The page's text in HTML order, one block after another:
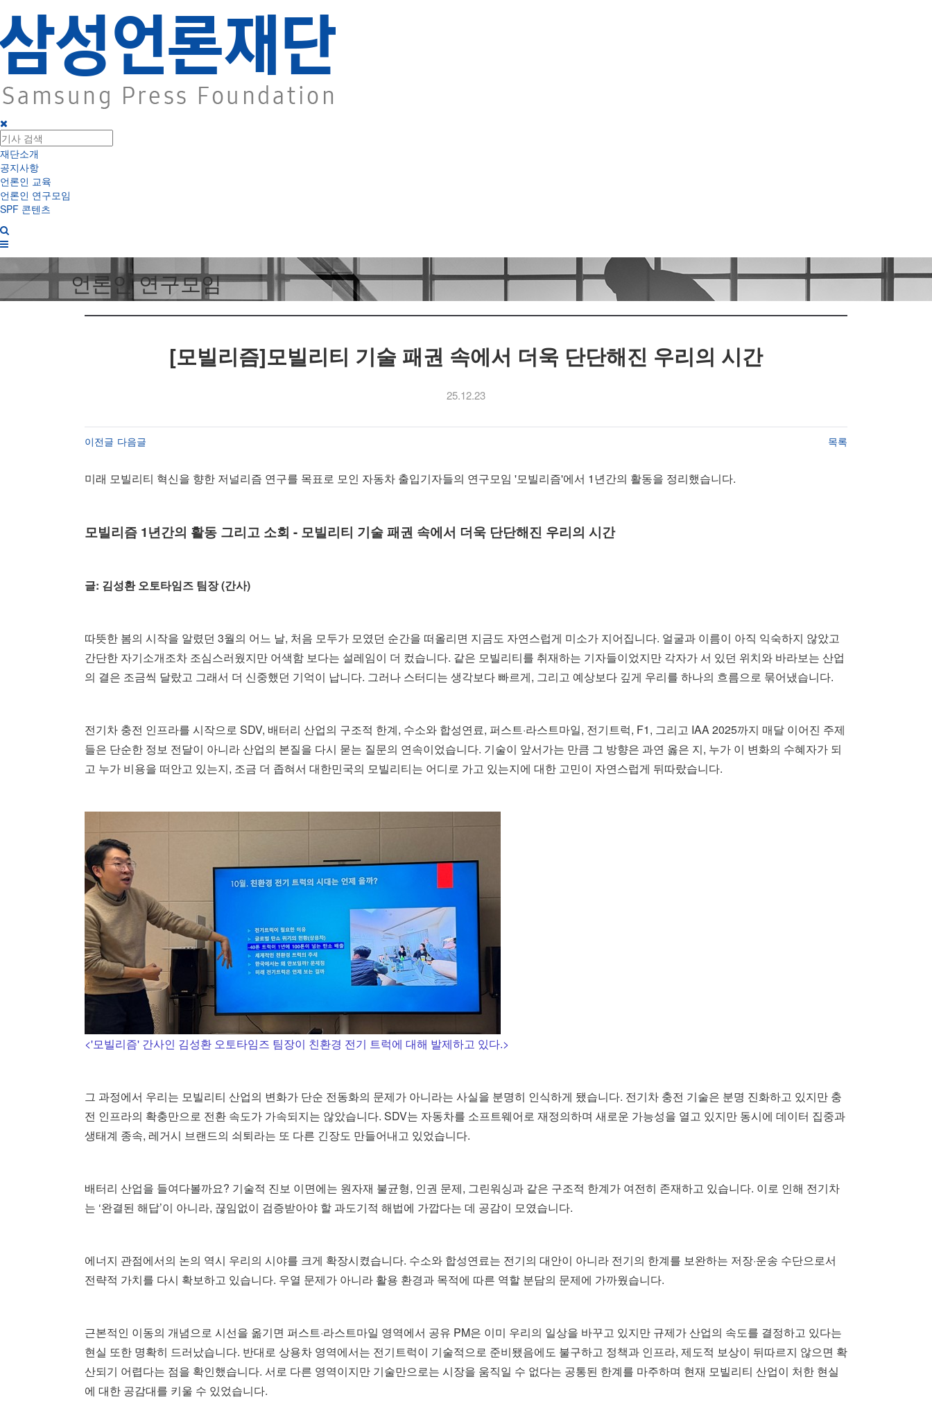
재단소개
공지사항
언론인 교육
언론인 연구모임
SPF 콘텐츠
언론인 연구모임
[모빌리즘]모빌리티 기술 패권 속에서 더욱 단단해진 우리의 시간
25.12.23
이전글 다음글 목록
미래 모빌리티 혁신을 향한 저널리즘 연구를 목표로 모인 자동차 출입기자들의 연구모임 '모빌리즘'에서 1년간의 활동을 정리했습니다.
모빌리즘 1년간의 활동 그리고 소회 - 모빌리티 기술 패권 속에서 더욱 단단해진 우리의 시간
글: 김성환 오토타임즈 팀장 (간사)
따뜻한 봄의 시작을 알렸던 3월의 어느 날, 처음 모두가 모였던 순간을 떠올리면 지금도 자연스럽게 미소가 지어집니다. 얼굴과 이름이 아직 익숙하지 않았고
간단한 자기소개조차 조심스러웠지만 어색함 보다는 설레임이 더 컸습니다. 같은 모빌리티를 취재하는 기자들이었지만 각자가 서 있던 위치와 바라보는 산업
의 결은 조금씩 달랐고 그래서 더 신중했던 기억이 납니다. 그러나 스터디는 생각보다 빠르게, 그리고 예상보다 깊게 우리를 하나의 흐름으로 묶어냈습니다.
전기차 충전 인프라를 시작으로 SDV, 배터리 산업의 구조적 한계, 수소와 합성연료, 퍼스트·라스트마일, 전기트럭, F1, 그리고 IAA 2025까지 매달 이어진 주제
들은 단순한 정보 전달이 아니라 산업의 본질을 다시 묻는 질문의 연속이었습니다. 기술이 앞서가는 만큼 그 방향은 과연 옳은 지, 누가 이 변화의 수혜자가 되
고 누가 비용을 떠안고 있는지, 조금 더 좁혀서 대한민국의 모빌리티는 어디로 가고 있는지에 대한 고민이 자연스럽게 뒤따랐습니다.
<'모빌리즘' 간사인 김성환 오토타임즈 팀장이 친환경 전기 트럭에 대해 발제하고 있다.>
그 과정에서 우리는 모빌리티 산업의 변화가 단순 전동화의 문제가 아니라는 사실을 분명히 인식하게 됐습니다. 전기차 충전 기술은 분명 진화하고 있지만 충
전 인프라의 확충만으로 전환 속도가 가속되지는 않았습니다. SDV는 자동차를 소프트웨어로 재정의하며 새로운 가능성을 열고 있지만 동시에 데이터 집중과
생태계 종속, 레거시 브랜드의 쇠퇴라는 또 다른 긴장도 만들어내고 있었습니다.
배터리 산업을 들여다볼까요? 기술적 진보 이면에는 원자재 불균형, 인권 문제, 그린워싱과 같은 구조적 한계가 여전히 존재하고 있습니다. 이로 인해 전기차
는 ‘완결된 해답’이 아니라, 끊임없이 검증받아야 할 과도기적 해법에 가깝다는 데 공감이 모였습니다.
에너지 관점에서의 논의 역시 우리의 시야를 크게 확장시켰습니다. 수소와 합성연료는 전기의 대안이 아니라 전기의 한계를 보완하는 저장·운송 수단으로서
전략적 가치를 다시 확보하고 있습니다. 우열 문제가 아니라 활용 환경과 목적에 따른 역할 분담의 문제에 가까웠습니다.
근본적인 이동의 개념으로 시선을 옮기면 퍼스트·라스트마일 영역에서 공유 PM은 이미 우리의 일상을 바꾸고 있지만 규제가 산업의 속도를 결정하고 있다는
현실 또한 명확히 드러났습니다. 반대로 상용차 영역에서는 전기트럭이 기술적으로 준비됐음에도 불구하고 정책과 인프라, 제도적 보상이 뒤따르지 않으면 확
산되기 어렵다는 점을 확인했습니다. 서로 다른 영역이지만 기술만으로는 시장을 움직일 수 없다는 공통된 한계를 마주하며 현재 모빌리티 산업이 처한 현실
에 대한 공감대를 키울 수 있었습니다.